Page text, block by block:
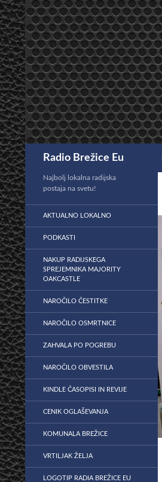
Preskoči
na
vsebino
Radio Brežice Eu
Najbolj lokalna radijska
postaja na svetu!
AKTUALNO LOKALNO
PODKASTI
NAKUP RADIJSKEGA
SPREJEMNIKA MAJORITY
OAKCASTLE
NAROČILO ČESTITKE
NAROČILO OSMRTNICE
ZAHVALA PO POGREBU
NAROČILO OBVESTILA
KINDLE ČASOPISI IN REVIJE
CENIK OGLAŠEVANJA
KOMUNALA BREŽICE
VRTILJAK ŽELJA
LOGOTIP RADIA BREŽICE EU